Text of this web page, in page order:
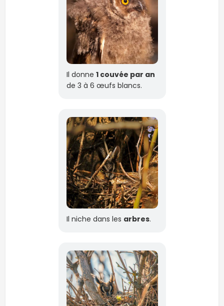
Il donne 1 couvée par an
de 3 à 6 œufs blancs.
Il niche dans les arbres.